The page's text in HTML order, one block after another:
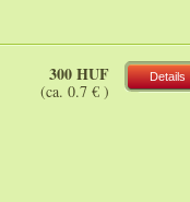
300 HUF
(ca. 0.7 € )
Details